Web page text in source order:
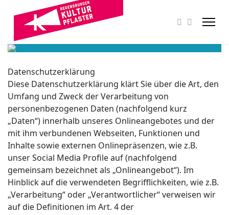
Datenschutzerklärung
Diese Datenschutzerklärung klärt Sie über die Art, den
Umfang und Zweck der Verarbeitung von
personenbezogenen Daten (nachfolgend kurz
„Daten“) innerhalb unseres Onlineangebotes und der
mit ihm verbundenen Webseiten, Funktionen und
Inhalte sowie externen Onlinepräsenzen, wie z.B.
unser Social Media Profile auf (nachfolgend
gemeinsam bezeichnet als „Onlineangebot“). Im
Hinblick auf die verwendeten Begrifflichkeiten, wie z.B.
„Verarbeitung“ oder „Verantwortlicher“ verweisen wir
auf die Definitionen im Art. 4 der